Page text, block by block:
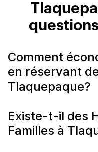
Comment
en réservant
Tlaquepaque?
Existe-t-il des
Familles à